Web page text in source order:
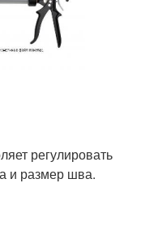
регулировать
и размер шва.